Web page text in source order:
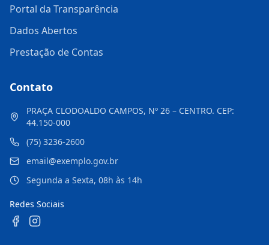
Portal da Transparência
Dados Abertos
Prestação de Contas
Contato
PRAÇA CLODOALDO CAMPOS, Nº 26 – CENTRO. CEP:
44.150-000
(75) 3236-2600
email@exemplo.gov.br
Segunda a Sexta, 08h às 14h
Redes Sociais